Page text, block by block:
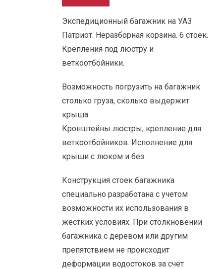
Экспедиционный багажник на УАЗ
Патриот. Неразборная корзина. 6 стоек.
Крепления под люстру и
веткоотбойники.
Возможность погрузить на багажник
столько груза, сколько выдержит
крыша.
Кронштейны люстры, крепление для
веткоотбойников. Исполнение для
крыши с люком и без.
Конструкция стоек багажника
специально разработана с учетом
возможности их использования в
жёстких условиях. При столкновении
багажника с деревом или другим
препятствием не происходит
деформации водостоков за счёт